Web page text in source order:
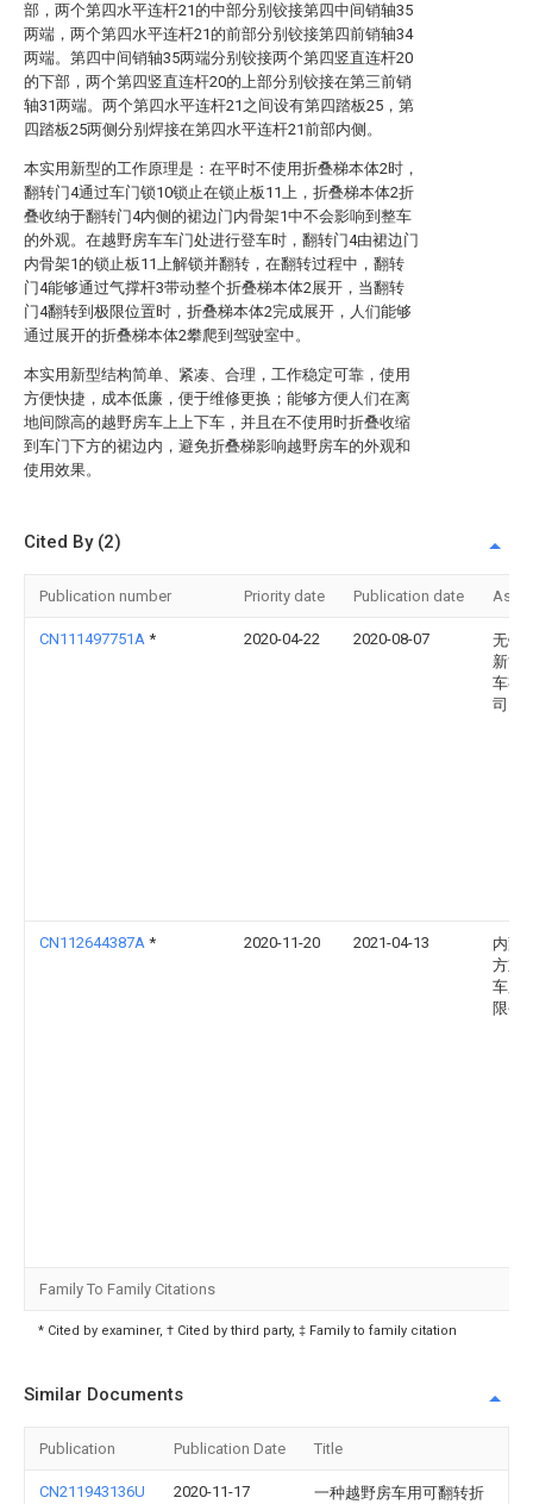
部，两个第四水平连杆21的中部分别铰接第四中间销轴35
两端，两个第四水平连杆21的前部分别铰接第四前销轴34
两端。第四中间销轴35两端分别铰接两个第四竖直连杆20
的下部，两个第四竖直连杆20的上部分别铰接在第三前销
轴31两端。两个第四水平连杆21之间设有第四踏板25，第
四踏板25两侧分别焊接在第四水平连杆21前部内侧。
本实用新型的工作原理是：在平时不使用折叠梯本体2时，
翻转门4通过车门锁10锁止在锁止板11上，折叠梯本体2折
叠收纳于翻转门4内侧的裙边门内骨架1中不会影响到整车
的外观。在越野房车车门处进行登车时，翻转门4由裙边门
内骨架1的锁止板11上解锁并翻转，在翻转过程中，翻转
门4能够通过气撑杆3带动整个折叠梯本体2展开，当翻转
门4翻转到极限位置时，折叠梯本体2完成展开，人们能够
通过展开的折叠梯本体2攀爬到驾驶室中。
本实用新型结构简单、紧凑、合理，工作稳定可靠，使用
方便快捷，成本低廉，便于维修更换；能够方便人们在离
地间隙高的越野房车上上下车，并且在不使用时折叠收缩
到车门下方的裙边内，避免折叠梯影响越野房车的外观和
使用效果。
Cited By (2)
Publication number Priority date Publication date
CN111497751A * 2020-04-22 2020-08-07
无锡
新能
车有
司
CN112644387A * 2020-11-20 2021-04-13
内蒙
方重
车股
限公
Family To Family Citations
* Cited by examiner, † Cited by third party, ‡ Family to family citation
Similar Documents
Publication Publication Date Title
CN211943136U 2020-11-17
一种越野房车用可翻转折